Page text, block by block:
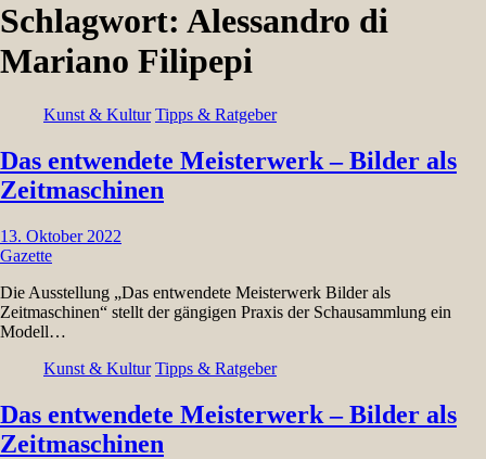
Schlagwort: Alessandro di
Mariano Filipepi
Kunst & Kultur Tipps & Ratgeber
Das entwendete Meisterwerk – Bilder als
Zeitmaschinen
13. Oktober 2022
Gazette
Die Ausstellung „Das entwendete Meisterwerk Bilder als
Zeitmaschinen“ stellt der gängigen Praxis der Schausammlung ein
Modell…
Kunst & Kultur Tipps & Ratgeber
Das entwendete Meisterwerk – Bilder als
Zeitmaschinen